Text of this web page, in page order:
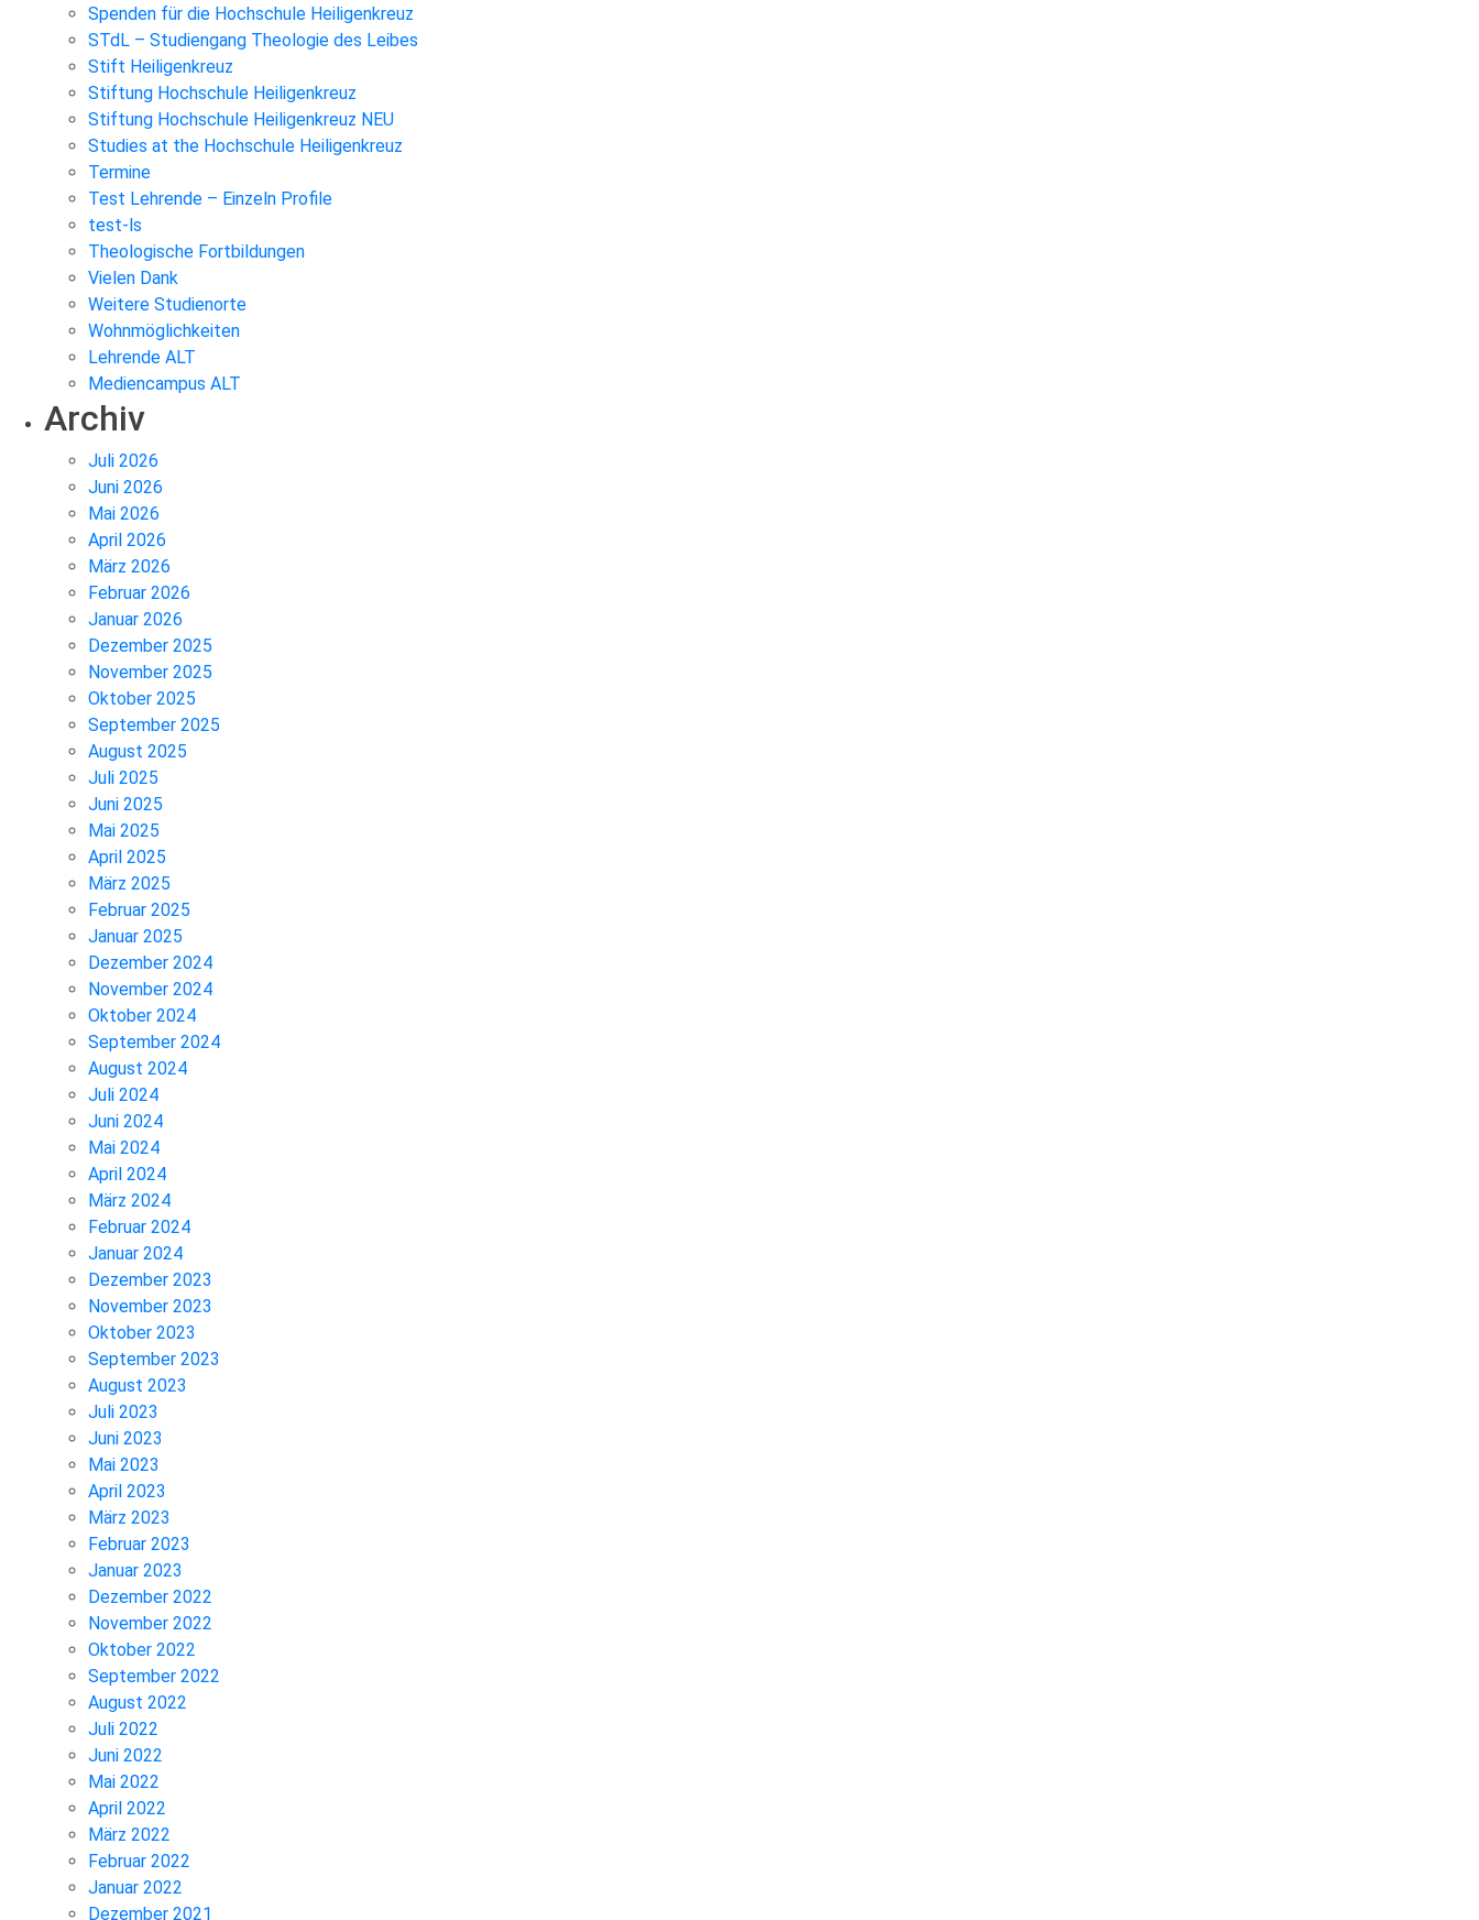
Spenden für die Hochschule Heiligenkreuz
STdL – Studiengang Theologie des Leibes
Stift Heiligenkreuz
Stiftung Hochschule Heiligenkreuz
Stiftung Hochschule Heiligenkreuz NEU
Studies at the Hochschule Heiligenkreuz
Termine
Test Lehrende – Einzeln Profile
test-ls
Theologische Fortbildungen
Vielen Dank
Weitere Studienorte
Wohnmöglichkeiten
Lehrende ALT
Mediencampus ALT
Archiv
Juli 2026
Juni 2026
Mai 2026
April 2026
März 2026
Februar 2026
Januar 2026
Dezember 2025
November 2025
Oktober 2025
September 2025
August 2025
Juli 2025
Juni 2025
Mai 2025
April 2025
März 2025
Februar 2025
Januar 2025
Dezember 2024
November 2024
Oktober 2024
September 2024
August 2024
Juli 2024
Juni 2024
Mai 2024
April 2024
März 2024
Februar 2024
Januar 2024
Dezember 2023
November 2023
Oktober 2023
September 2023
August 2023
Juli 2023
Juni 2023
Mai 2023
April 2023
März 2023
Februar 2023
Januar 2023
Dezember 2022
November 2022
Oktober 2022
September 2022
August 2022
Juli 2022
Juni 2022
Mai 2022
April 2022
März 2022
Februar 2022
Januar 2022
Dezember 2021